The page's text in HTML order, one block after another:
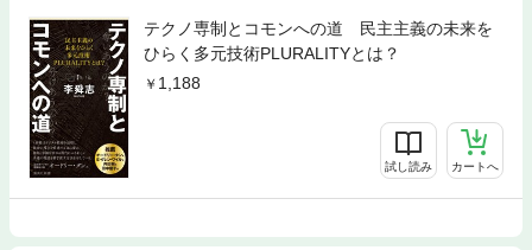
テクノ専制とコモンへの道 民主主義の未来を
ひらく多元技術PLURALITYとは？
1,188
試し読み カートへ